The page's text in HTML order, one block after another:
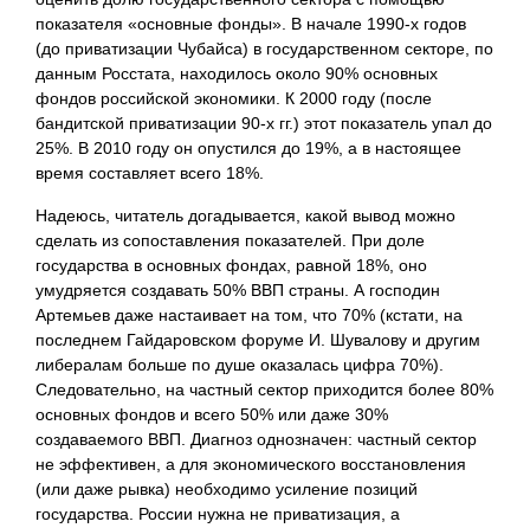
показателя «основные фонды». В начале 1990-х годов
(до приватизации Чубайса) в государственном секторе, по
данным Росстата, находилось около 90% основных
фондов российской экономики. К 2000 году (после
бандитской приватизации 90-х гг.) этот показатель упал до
25%. В 2010 году он опустился до 19%, а в настоящее
время составляет всего 18%.
Надеюсь, читатель догадывается, какой вывод можно
сделать из сопоставления показателей. При доле
государства в основных фондах, равной 18%, оно
умудряется создавать 50% ВВП страны. А господин
Артемьев даже настаивает на том, что 70% (кстати, на
последнем Гайдаровском форуме И. Шувалову и другим
либералам больше по душе оказалась цифра 70%).
Следовательно, на частный сектор приходится более 80%
основных фондов и всего 50% или даже 30%
создаваемого ВВП. Диагноз однозначен: частный сектор
не эффективен, а для экономического восстановления
(или даже рывка) необходимо усиление позиций
государства. России нужна не приватизация, а